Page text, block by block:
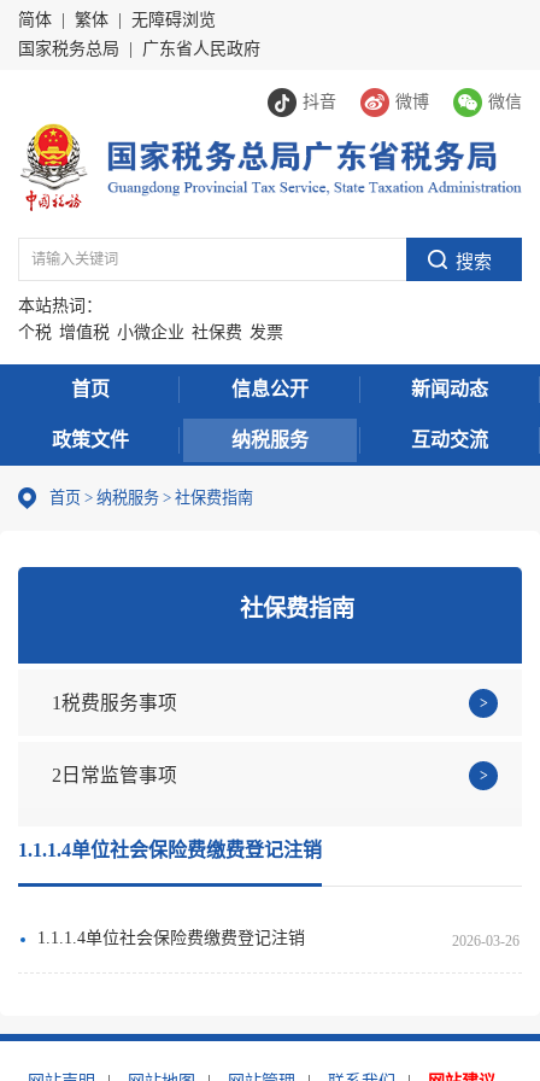
简体 繁体
无障碍浏览
国家税务总局
广东省人民政府
抖音 微博 微信
本站热词：
个税 增值税 小微企业 社保费 发票
首页 信息公开 新闻动态
政策文件 纳税服务 互动交流
首页 > 纳税服务 > 社保费指南
社保费指南
1税费服务事项
2日常监管事项
1.1.1.4单位社会保险费缴费登记注销
1.1.1.4单位社会保险费缴费登记注销 2026-03-26